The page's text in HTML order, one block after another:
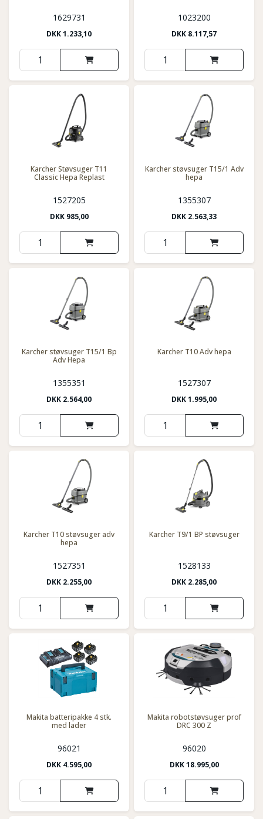
1629731
DKK1.233,10
1023200
DKK 8.117,57
Karcher Støvsuger T11
Classic Hepa Replast
1527205
DKK 985,00
Karcher støvsuger T15/1 Adv
hepa
1355307
DKK 2.563,33
Karcher støvsuger T15/1 Bp
Adv Hepa
1355351
DKK 2.564,00
Karcher T10 Adv hepa
1527307
DKK1.995,00
Karcher T10 støvsuger adv
hepa
1527351
DKK 2.255,00
Karcher T9/1 BP støvsuger
1528133
DKK 2.285,00
Makita batteripakke 4 stk.
med lader
96021
DKK 4.595,00
Makita robotstøvsuger prof
DRC 300 Z
96020
DKK18.995,00